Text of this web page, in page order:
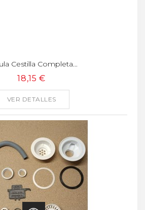
Cestilla Completa...
18,15 €
VER DETALLES